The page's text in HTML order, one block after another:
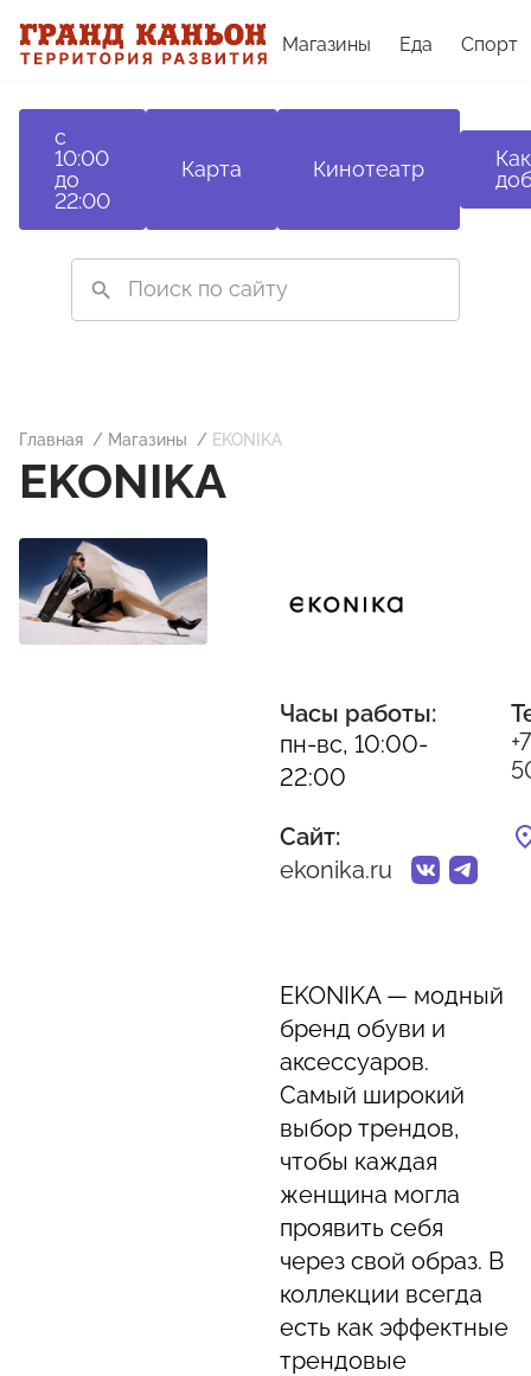
Магазины Еда Спорт
с
10:00
до
22:00
Карта Кинотеатр
Как
Главная Магазины EKONIKA
EKONIKA
Часы работы:
пн-вс, 10:00-
22:00
Сайт:
ekonika.ru
EKONIKA — модный
бренд обуви и
аксессуаров.
Самый широкий
выбор трендов,
чтобы каждая
женщина могла
проявить себя
через свой образ. В
коллекции всегда
есть как эффектные
трендовые